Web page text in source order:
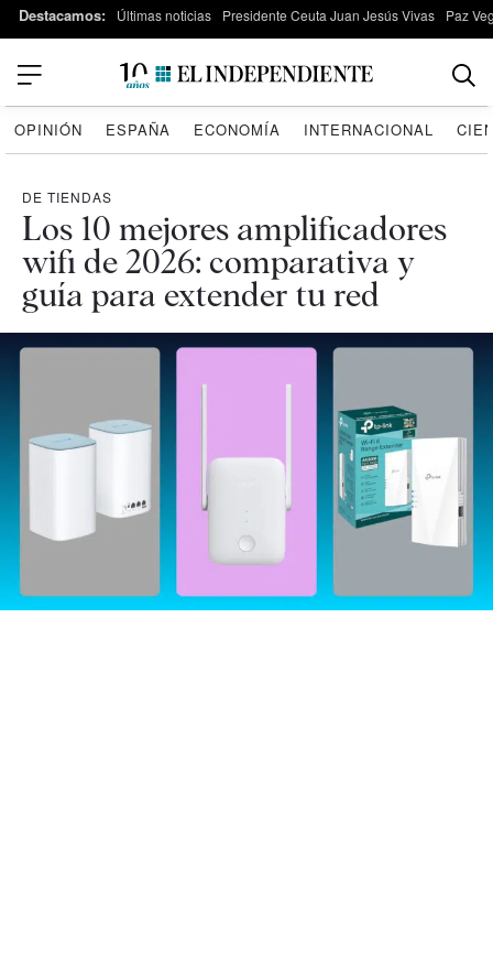
Destacamos: Últimas noticias Presidente Ceuta Juan Jesús Vivas Paz
OPINIÓN ESPAÑA ECONOMÍA INTERNACIONAL
DE TIENDAS
Los 10 mejores amplificadores
wifi de 2026: comparativa y
guía para extender tu red